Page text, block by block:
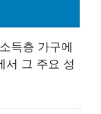
득층 가구에
서 그 주요 성